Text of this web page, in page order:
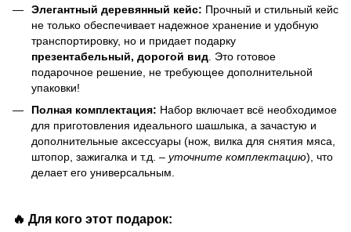
Элегантный деревянный кейс: Прочный и стильный кейс
не только обеспечивает надежное хранение и удобную
транспортировку, но и придает подарку
презентабельный, дорогой вид . Это готовое
подарочное решение, не требующее дополнительной
упаковки!
Полная комплектация: Набор включает всё необходимое
для приготовления идеального шашлыка, а зачастую и
дополнительные аксессуары (нож, вилка для снятия мяса,
штопор, зажигалка и т.д. – уточните комплектацию), что
делает его универсальным.
🔥 Для кого этот подарок: